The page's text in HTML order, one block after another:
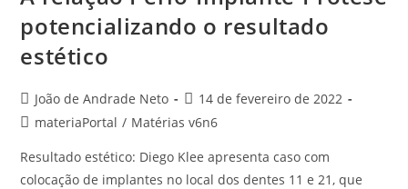
potencializando o resultado
estético
João de Andrade Neto
14 de fevereiro de 2022
materiaPortal / Matérias v6n6
Resultado estético: Diego Klee apresenta caso com
colocação de implantes no local dos dentes 11 e 21, que